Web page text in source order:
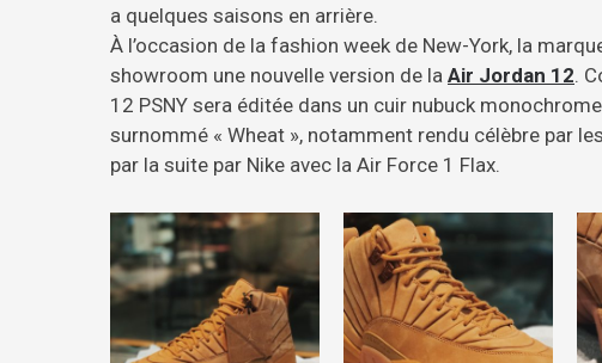
a quelques saisons en arrière.
À l’occasion de la fashion week de New-York, la
showroom une nouvelle version de la Air Jordan 12.
12 PSNY sera éditée dans un cuir nubuck
surnommé « Wheat », notamment rendu célèbre par
par la suite par Nike avec la Air Force 1 Flax.